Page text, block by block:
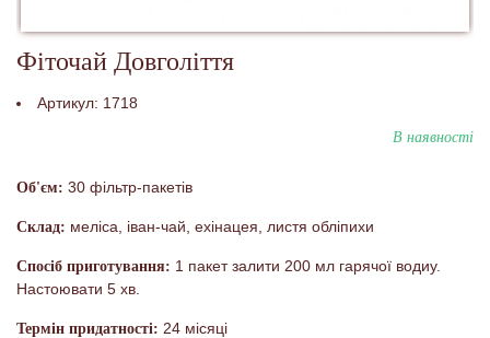
Фіточай Довголіття
Артикул: 1718
В наявності
Об'єм: 30 фільтр-пакетів
Склад: меліса, іван-чай, ехінацея, листя обліпихи
Спосіб приготування: 1 пакет залити 200 мл гарячої водиу.
Настоювати 5 хв.
Термін придатності: 24 місяці